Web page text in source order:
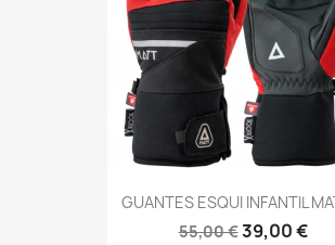
GUANTES ESQUI INFANTIL
55,00 €39,00 €